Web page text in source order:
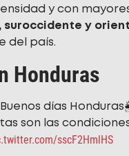
y con
suroccidente y
del país.
Honduras
días
son las
sscF2HmlHS